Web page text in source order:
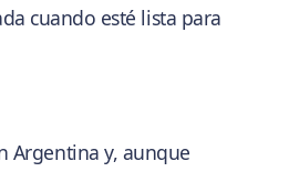
cuando esté lista para
Argentina y, aunque